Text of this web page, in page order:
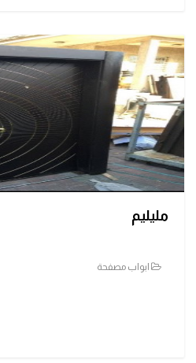
مليليم
ابواب مصفحة